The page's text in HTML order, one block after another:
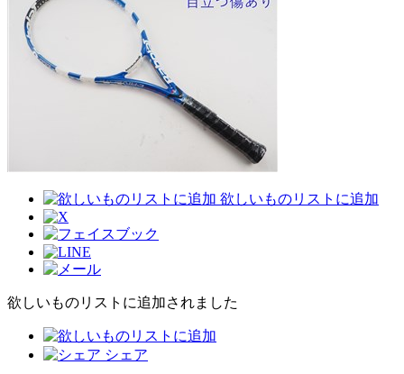
欲しいものリストに追加
欲しいものリストに追加されました
シェア